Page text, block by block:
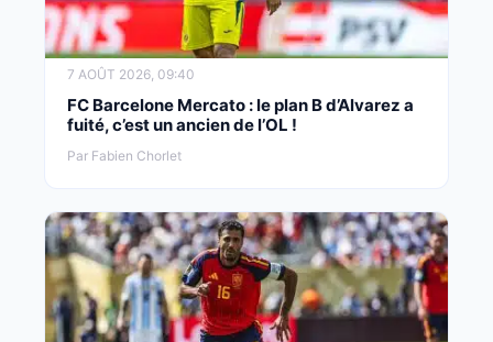
7 AOÛT 2026, 09:40
FC Barcelone Mercato : le plan B d’Alvarez a
fuité, c’est un ancien de l’OL !
Par Fabien Chorlet